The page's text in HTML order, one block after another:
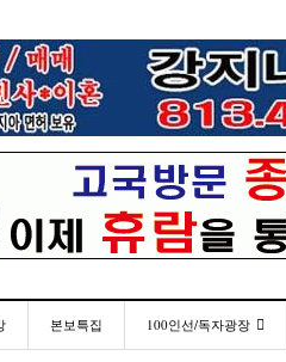
본보특집 100인선/독자광장